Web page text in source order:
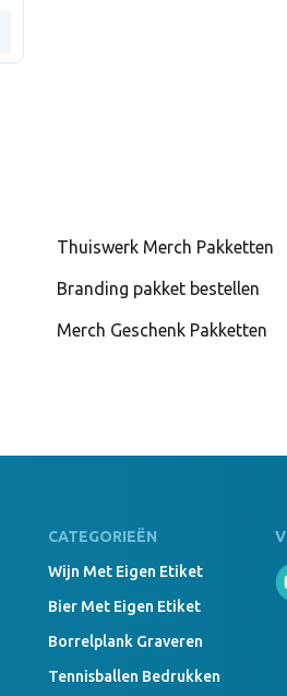
Thuiswerk Merch Pakketten
Branding pakket bestellen
Merch Geschenk Pakketten
CATEGORIEËN
Wijn Met Eigen Etiket
Bier Met Eigen Etiket
Borrelplank Graveren
Tennisballen Bedrukken